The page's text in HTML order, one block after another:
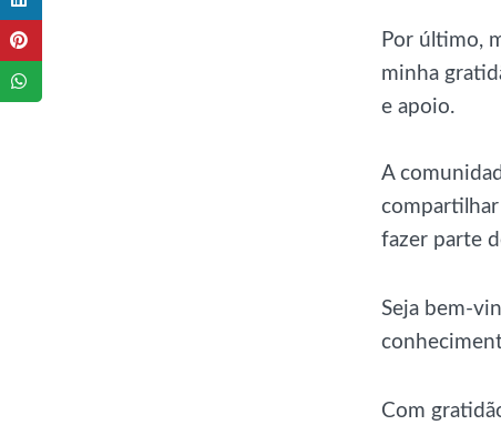
Por último,
minha
e apoio.
A
compartilhar
fazer parte
Seja bem-
Com